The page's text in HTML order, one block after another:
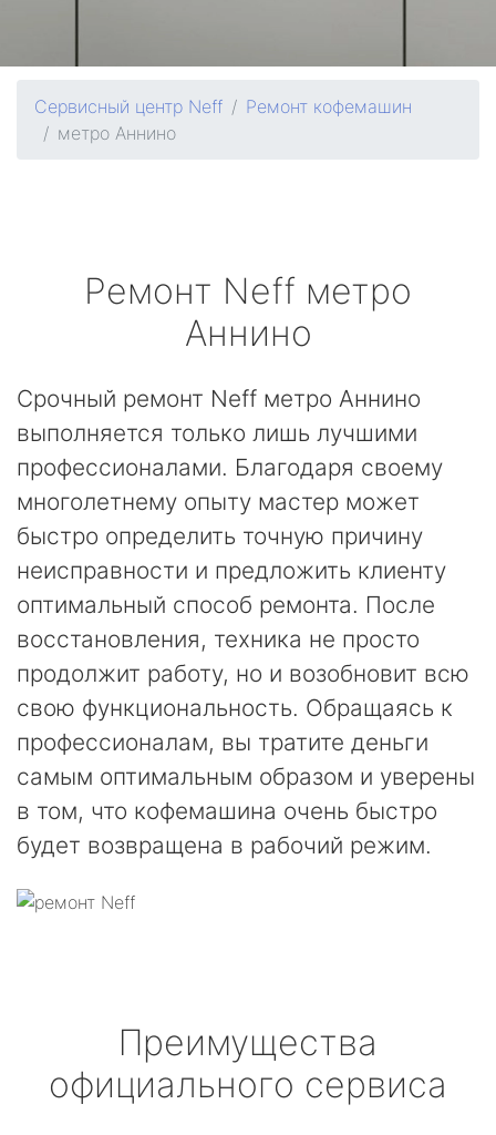
Сервисный центр Neff
Ремонт кофемашин
метро Аннино
Ремонт Neff метро
Аннино
Срочный ремонт Neff метро Аннино
выполняется только лишь лучшими
профессионалами. Благодаря своему
многолетнему опыту мастер может
быстро определить точную причину
неисправности и предложить клиенту
оптимальный способ ремонта. После
восстановления, техника не просто
продолжит работу, но и возобновит всю
свою функциональность. Обращаясь к
профессионалам, вы тратите деньги
самым оптимальным образом и уверены
в том, что кофемашина очень быстро
будет возвращена в рабочий режим.
Преимущества
официального сервиса